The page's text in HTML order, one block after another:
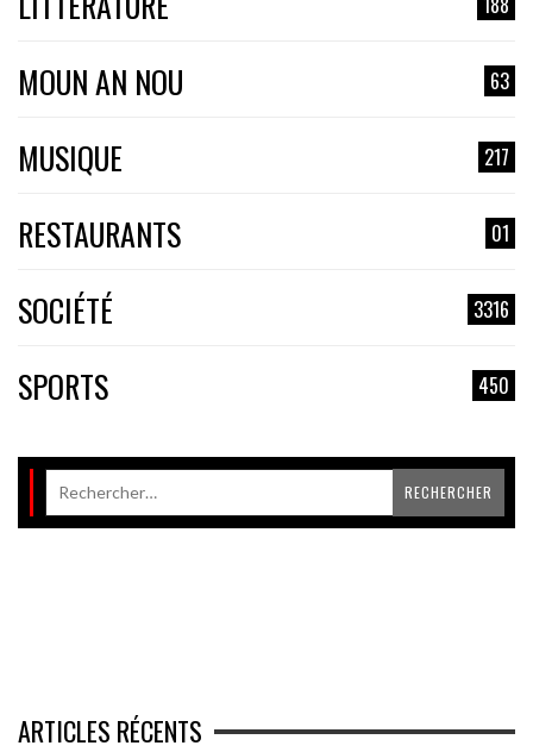
MOUN AN NOU 63
MUSIQUE 217
RESTAURANTS 01
SOCIÉTÉ 3316
SPORTS 450
ARTICLES RÉCENTS